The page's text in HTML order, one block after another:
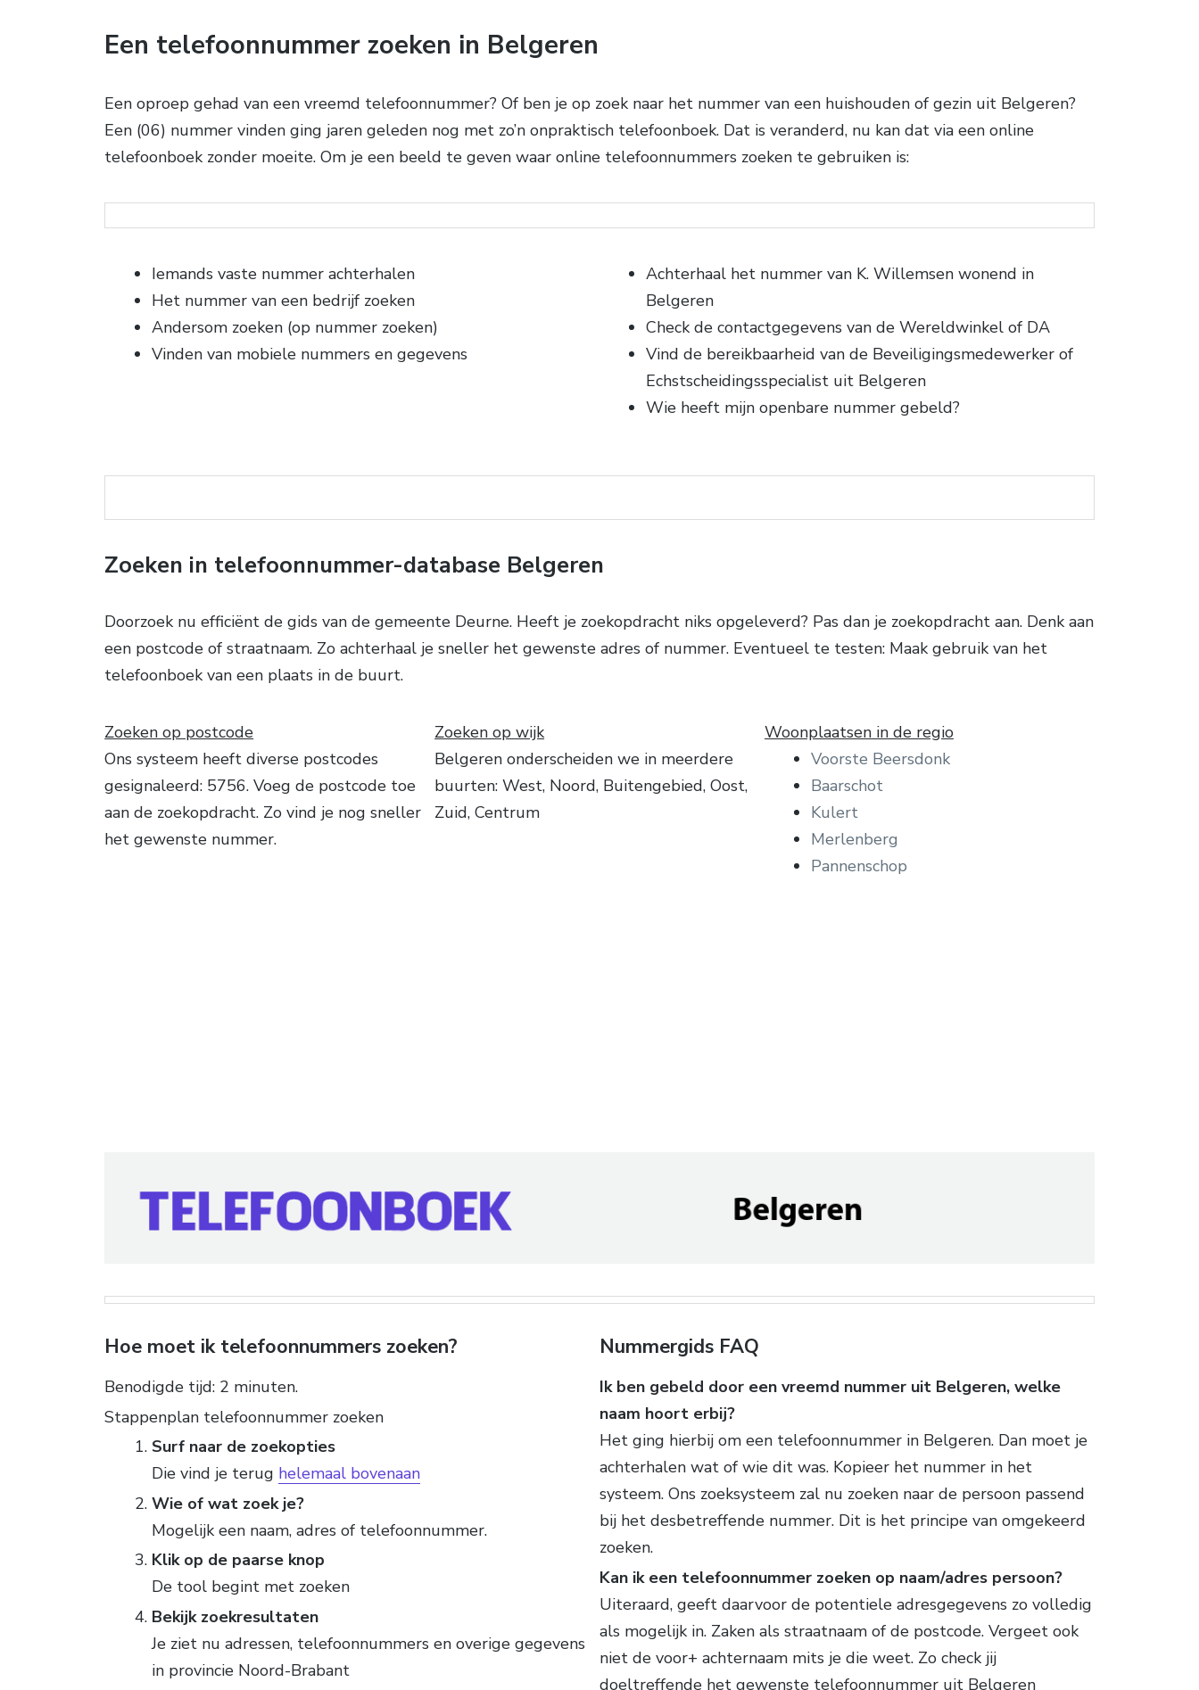
Een telefoonnummer zoeken in Belgeren
Een oproep gehad van een vreemd telefoonnummer? Of ben je op zoek naar het nummer van een huishouden of gezin uit Belgeren?
Een (06) nummer vinden ging jaren geleden nog met zo’n onpraktisch telefoonboek. Dat is veranderd, nu kan dat via een online
telefoonboek zonder moeite. Om je een beeld te geven waar online telefoonnummers zoeken te gebruiken is:
Iemands vaste nummer achterhalen
Het nummer van een bedrijf zoeken
Andersom zoeken (op nummer zoeken)
Vinden van mobiele nummers en gegevens
Achterhaal het nummer van K. Willemsen wonend in
Belgeren
Check de contactgegevens van de Wereldwinkel of DA
Vind de bereikbaarheid van de Beveiligingsmedewerker of
Echstscheidingsspecialist uit Belgeren
Wie heeft mijn openbare nummer gebeld?
Zoeken in telefoonnummer-database Belgeren
Doorzoek nu efficiënt de gids van de gemeente Deurne. Heeft je zoekopdracht niks opgeleverd? Pas dan je zoekopdracht aan. Denk aan
een postcode of straatnaam. Zo achterhaal je sneller het gewenste adres of nummer. Eventueel te testen: Maak gebruik van het
telefoonboek van een plaats in de buurt.
Zoeken op postcode
Ons systeem heeft diverse postcodes
gesignaleerd: 5756. Voeg de postcode toe
aan de zoekopdracht. Zo vind je nog sneller
het gewenste nummer.
Zoeken op wijk
Belgeren onderscheiden we in meerdere
buurten: West, Noord, Buitengebied, Oost,
Zuid, Centrum
Woonplaatsen in de regio
Voorste Beersdonk
Baarschot
Kulert
Merlenberg
Pannenschop
Hoe moet ik telefoonnummers zoeken?
Benodigde tijd: 2 minuten.
Stappenplan telefoonnummer zoeken
Surf naar de zoekopties
Die vind je terug helemaal bovenaan
Wie of wat zoek je?
Mogelijk een naam, adres of telefoonnummer.
Klik op de paarse knop
De tool begint met zoeken
Bekijk zoekresultaten
Je ziet nu adressen, telefoonnummers en overige gegevens
in provincie Noord-Brabant
Nummergids FAQ
Ik ben gebeld door een vreemd nummer uit Belgeren, welke
naam hoort erbij?
Het ging hierbij om een telefoonnummer in Belgeren. Dan moet je
achterhalen wat of wie dit was. Kopieer het nummer in het
systeem. Ons zoeksysteem zal nu zoeken naar de persoon passend
bij het desbetreffende nummer. Dit is het principe van omgekeerd
zoeken.
Kan ik een telefoonnummer zoeken op naam/adres persoon?
Uiteraard, geeft daarvoor de potentiele adresgegevens zo volledig
als mogelijk in. Zaken als straatnaam of de postcode. Vergeet ook
niet de voor+ achternaam mits je die weet. Zo check jij
doeltreffende het gewenste telefoonnummer uit Belgeren